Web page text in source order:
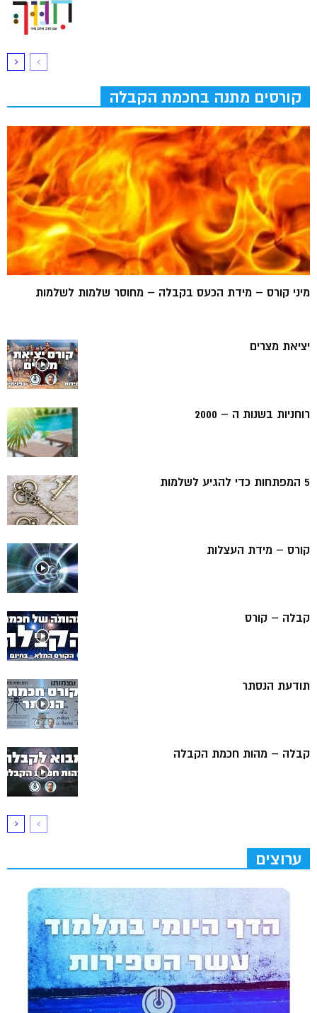
קורסים מתנה בחכמת הקבלה
מיני קורס – מידת הכעס בקבלה – מחוסר שלמות לשלמות
יציאת מצרים
רוחניות בשנות ה – 2000
5 המפתחות כדי להגיע לשלמות
קורס – מידת העצלות
קבלה – קורס
תודעת הנסתר
קבלה – מהות חכמת הקבלה
ערוצים